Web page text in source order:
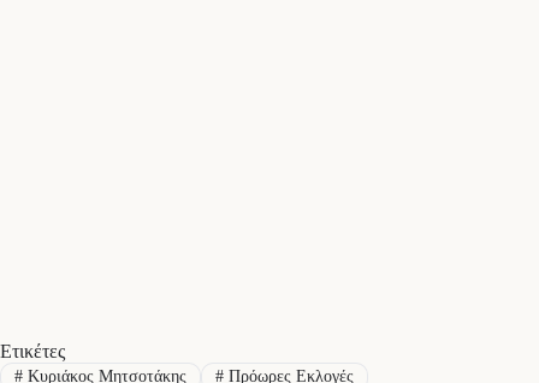
Ετικέτες
#Κυριάκος Μητσοτάκης #Πρόωρες Εκλογές